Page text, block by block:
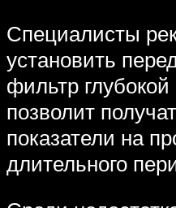
Специалисты
установить
фильтр
позволит
показатели на
длительного